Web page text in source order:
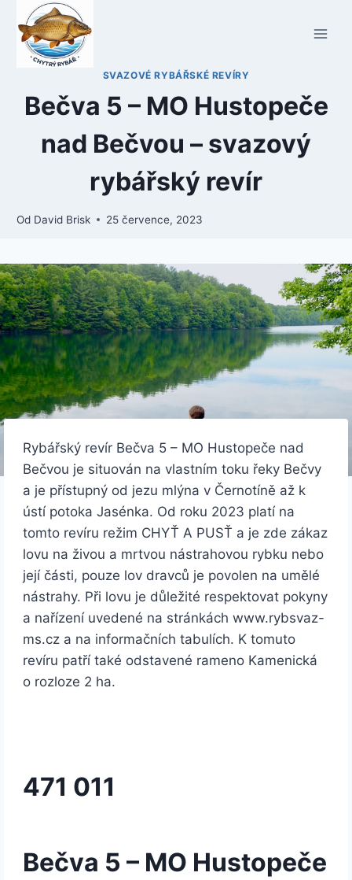
Přeskočit
obsah
SVAZOVÉ RYBÁŘSKÉ REVÍRY
Bečva 5 – MO Hustopeče
nad Bečvou – svazový
rybářský revír
Od David Brisk 25 července, 2023
Rybářský revír Bečva 5 – MO Hustopeče nad
Bečvou je situován na vlastním toku řeky Bečvy
a je přístupný od jezu mlýna v Černotíně až k
ústí potoka Jasénka. Od roku 2023 platí na
tomto revíru režim CHYŤ A PUSŤ a je zde zákaz
lovu na živou a mrtvou nástrahovou rybku nebo
její části, pouze lov dravců je povolen na umělé
nástrahy. Při lovu je důležité respektovat pokyny
a nařízení uvedené na stránkách www.rybsvaz-
ms.cz a na informačních tabulích. K tomuto
revíru patří také odstavené rameno Kamenická
o rozloze 2 ha.
471 011
Bečva 5 – MO Hustopeče